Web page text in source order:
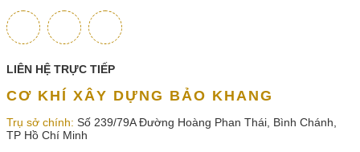
LIÊN HỆ TRỰC TIẾP
CƠ KHÍ XÂY DỰNG BẢO KHANG
Trụ sở chính: Số 239/79A Đường Hoàng Phan Thái, Bình Chánh,
TP Hồ Chí Minh